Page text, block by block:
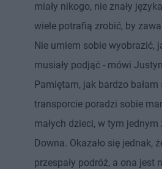
miały nikogo, nie znały
wiele potrafią zrobić, by
Nie umiem sobie wyobrazić,
musiały podjąć - mówi
Pamiętam, jak bardzo bałam
transporcie poradzi sobie
małych dzieci, w tym jednym
Downa. Okazało się jednak,
przespały podróż, a ona jest